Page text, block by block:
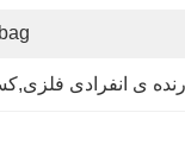
ی انفرادی